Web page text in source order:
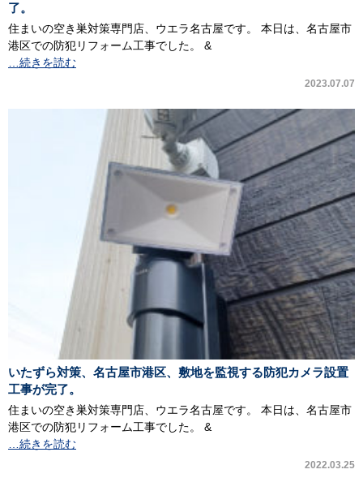
了。
住まいの空き巣対策専門店、ウエラ名古屋です。 本日は、名古屋市
港区での防犯リフォーム工事でした。 &
…続きを読む
2023.07.07
いたずら対策、名古屋市港区、敷地を監視する防犯カメラ設置
工事が完了。
住まいの空き巣対策専門店、ウエラ名古屋です。 本日は、名古屋市
港区での防犯リフォーム工事でした。 &
…続きを読む
2022.03.25